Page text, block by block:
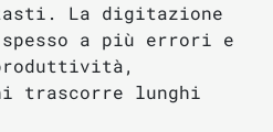
La digitazione
a più errori e
trascorre lunghi